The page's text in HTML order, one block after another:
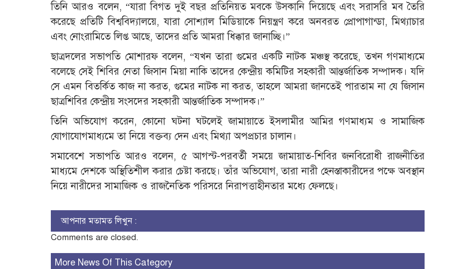
তিনি আরও বলেন, “যারা বিগত দুই বছর প্রতিনিয়ত মবকে উসকানি দিয়েছে এবং সরাসরি মব তৈরি
করেছে প্রতিটি বিশ্ববিদ্যালয়ে, যারা সোশ্যাল মিডিয়াকে নিয়ন্ত্রণ করে অনবরত প্রোপাগান্ডা, মিথ্যাচার
এবং নোংরামিতে লিপ্ত আছে, তাদের প্রতি আমরা ধিক্কার জানাচ্ছি।”
ছাত্রদলের সভাপতি মোশারফ বলেন, “যখন তারা গুমের একটি নাটক মঞ্চস্থ করেছে, তখন গণমাধ্যমে
বলেছে সেই শিবির নেতা জিসান মিয়া নাকি তাদের কেন্দ্রীয় কমিটির সহকারী আন্তর্জাতিক সম্পাদক। যদি
সে এমন বিতর্কিত কাজ না করত, গুমের নাটক না করত, তাহলে আমরা জানতেই পারতাম না যে জিসান
ছাত্রশিবির কেন্দ্রীয় সংসদের সহকারী আন্তর্জাতিক সম্পাদক।”
তিনি অভিযোগ করেন, কোনো ঘটনা ঘটলেই জামায়াতে ইসলামীর আমির গণমাধ্যম ও সামাজিক
যোগাযোগমাধ্যমে তা নিয়ে বক্তব্য দেন এবং মিথ্যা অপপ্রচার চালান।
সমাবেশে সভাপতি আরও বলেন, ৫ আগস্ট-পরবর্তী সময়ে জামায়াত-শিবির জনবিরোধী রাজনীতির
মাধ্যমে দেশকে অস্থিতিশীল করার চেষ্টা করছে। তাঁর অভিযোগ, তারা নারী হেনস্তাকারীদের পক্ষে অবস্থান
নিয়ে নারীদের সামাজিক ও রাজনৈতিক পরিসরে নিরাপত্তাহীনতার মধ্যে ফেলছে।
আপনার মতামত লিখুন :
Comments are closed.
More News Of This Category